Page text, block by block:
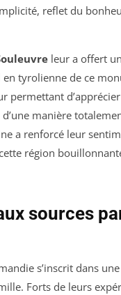
reflet du
leur a offert
tyrolienne de ce
permettant
manière
a renforcé leur
région
sources
s’inscrit dans
Forts de leurs